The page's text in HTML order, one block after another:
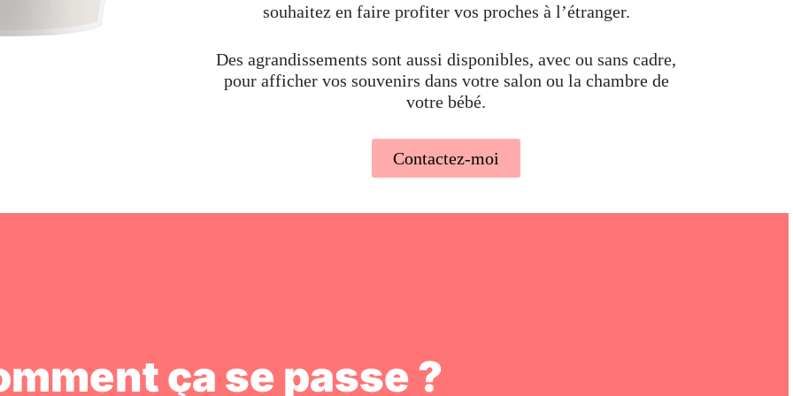
souhaitez en faire profiter vos proches à l’étranger.
Des agrandissements sont aussi disponibles, avec ou sans cadre,
pour afficher vos souvenirs dans votre salon ou la chambre de
votre bébé.
Contactez-moi
ça se passe ?